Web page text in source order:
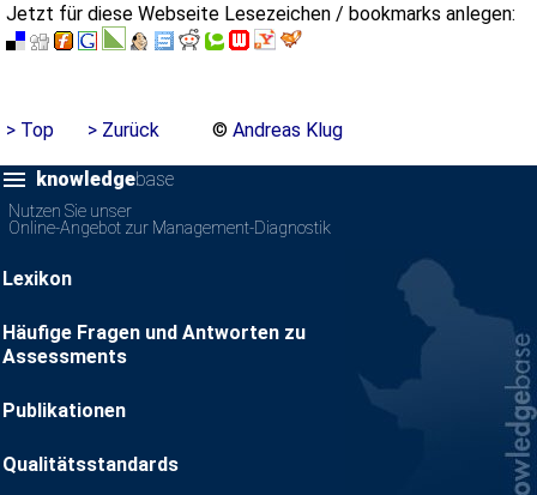
knowledgebase
Nutzen Sie unser
Online-Angebot zur Management-Diagnostik
Lexikon
Häufige Fragen und Antworten zu
Assessments
Publikationen
Qualitätsstandards
Jetzt für diese Webseite Lesezeichen / bookmarks anlegen:
> Top > Zurück © Andreas Klug